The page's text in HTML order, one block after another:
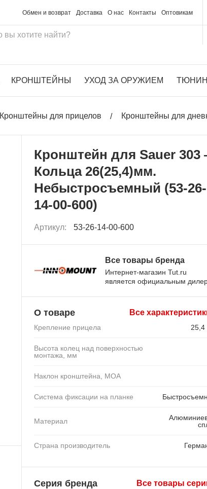
Обмен и возврат Доставка О нас Контакты Оптовикам
КРОНШТЕЙНЫ УХОД ЗА ОРУЖИЕМ
Кронштейны для прицелов Кронштейны для
Кронштейн для Sauer
Кольца 26(25,4)мм.
Небыстросъемный (53-26-
14-00-600)
Артикул: 53-26-14-00-600
Все товары бренда
Интернет-магазин Tut.ru
является официальным
О товаре Все
Крепление прицела
Высота колец над поверхностью
монтажа, мм
Наклон кронштейна, MOA
Система фиксации на планке
Материал
Страна производитель
Серия бренда Все товары